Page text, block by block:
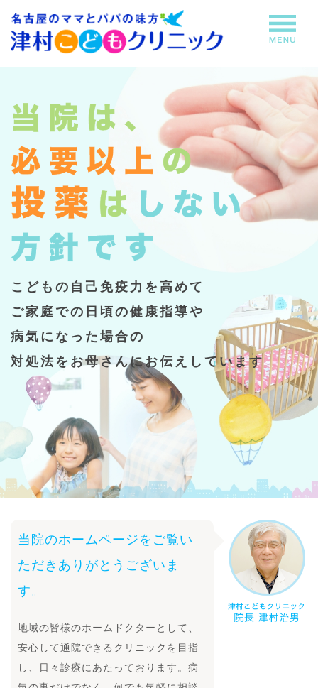
こどもの自己免疫力を高めて
ご家庭での日頃の健康指導や
病気になった場合の
対処法をお母さんにお伝えしています
当院のホームページをご覧い
ただきありがとうございま
す。
地域の皆様のホームドクターとして、
安心して通院できるクリニックを目指
し、日々診療にあたっております。病